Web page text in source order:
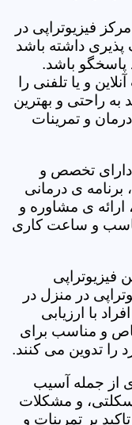
فیزیوتراپی در
داشته باشد
پاسخگو باشد.
و یا تلفنی را
به راحتی و بهترین
و تمرینات
دارای تخصص و
برنامه ی درمانی
ی مشاوره و
و ساعت کاری
در منزل در
با ارزیابی
و مناسب برای
را تدوین می کنند.
از جمله آسیب
و مشکلات
بر تمرینات و